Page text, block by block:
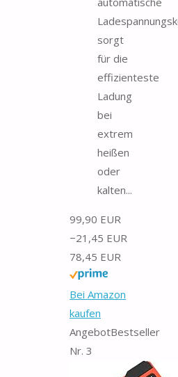
sorgt
für die
effizienteste
Ladung
bei
extrem
heißen
oder
kalten...
99,90 EUR
−21,45 EUR
78,45 EUR
Bei Amazon
kaufen
AngebotBestseller
Nr. 3